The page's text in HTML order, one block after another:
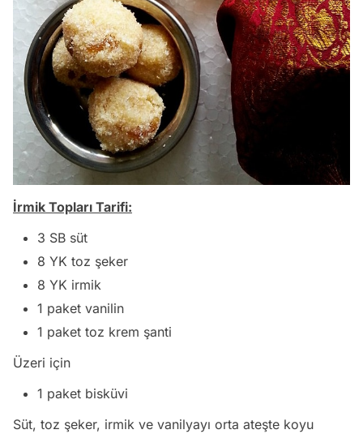
İrmik Topları Tarifi:
3 SB süt
8 YK toz şeker
8 YK irmik
1 paket vanilin
1 paket toz krem şanti
Üzeri için
1 paket bisküvi
Süt, toz şeker, irmik ve vanilyayı orta ateşte koyu